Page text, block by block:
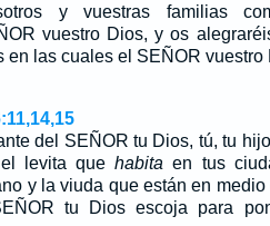
y vuestras familias
vuestro Dios, y os
en las cuales el SEÑOR vuestro
del SEÑOR tu Dios, tú, tu
el levita quehabita en tus
y la viuda que están en medio
tu Dios escoja para